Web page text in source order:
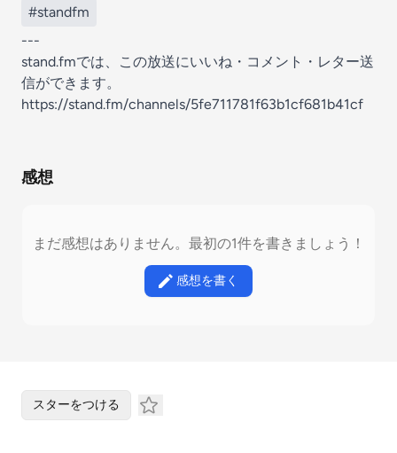
#standfm
---
stand.fmでは、この放送にいいね・コメント・レター送
信ができます。
https://stand.fm/channels/5fe711781f63b1cf681b41cf
感想
まだ感想はありません。最初の1件を書きましょう！
感想を書く
スターをつける